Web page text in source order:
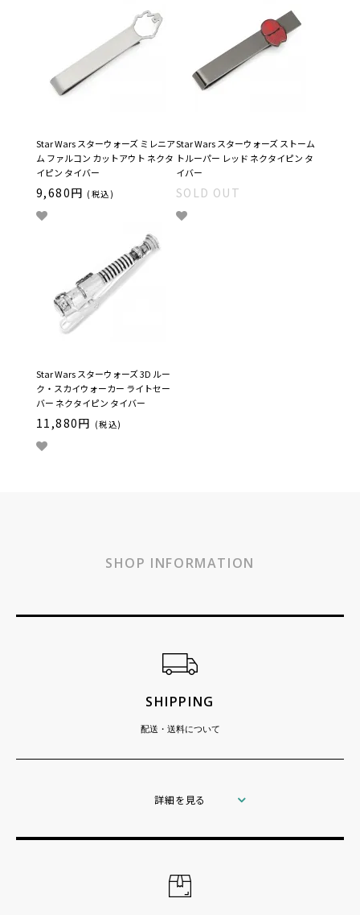
Star Wars スターウォーズ ミレニア
ム ファルコン カットアウト ネクタ
イピン タイバー
9,680円 (税込)
Star Wars スターウォーズ ストーム
トルーパー レッド ネクタイピン タ
イバー
SOLD OUT
Star Wars スターウォーズ 3D ルー
ク・スカイウォーカー ライトセー
バー ネクタイピン タイバー
11,880円 (税込)
SHOP INFORMATION
SHIPPING
配送・送料について
詳細を見る